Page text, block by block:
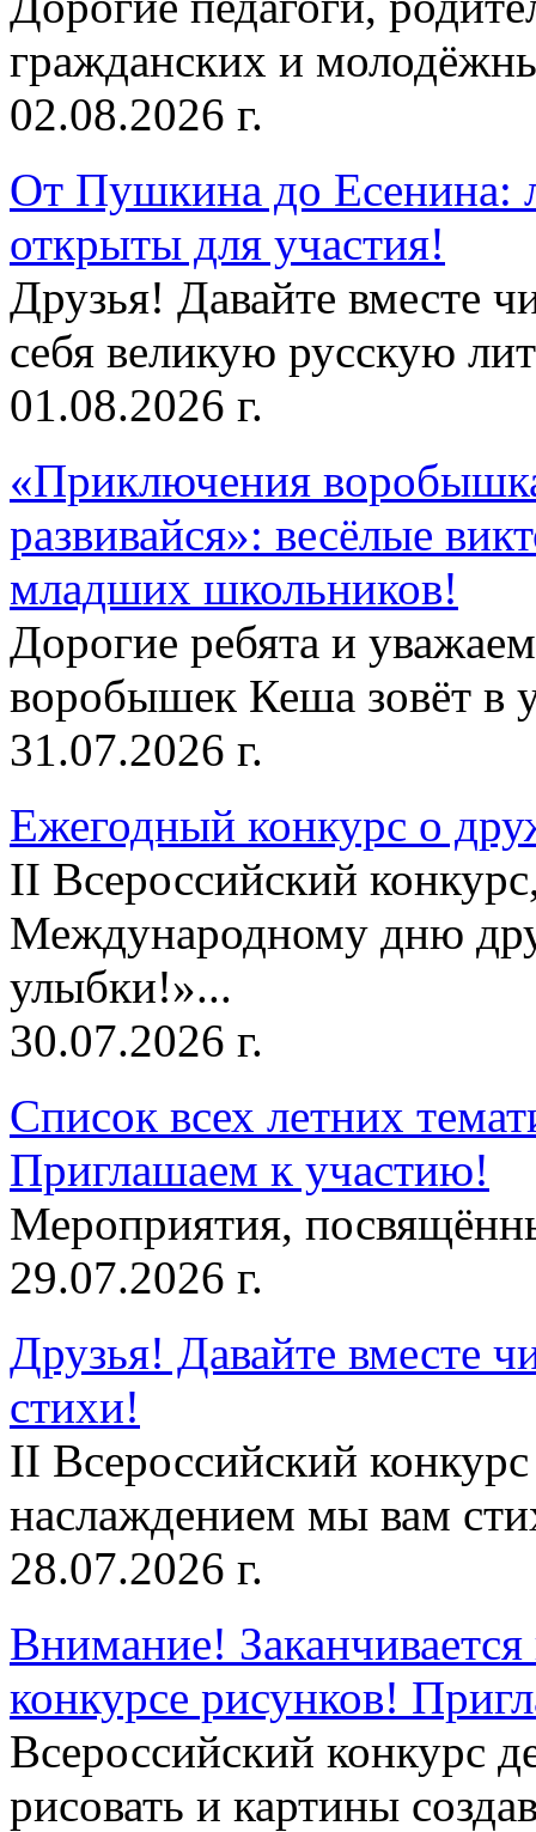
гражданских и
02.08.2026 г.
От Пушкина до Есенина:
открыты для участия!
Друзья! Давайте вместе
себя великую русскую
01.08.2026 г.
«Приключения
развивайся»: весёлые
младших школьников!
Дорогие ребята и
воробышек Кеша зовёт в
31.07.2026 г.
Ежегодный конкурс о
II Всероссийский
Международному дню
улыбки!»...
30.07.2026 г.
Список всех летних
Приглашаем к участию!
Мероприятия,
29.07.2026 г.
Друзья! Давайте вместе
стихи!
II Всероссийский
наслаждением мы вам
28.07.2026 г.
Внимание!
конкурсе рисунков!
Всероссийский конкурс
рисовать и картины